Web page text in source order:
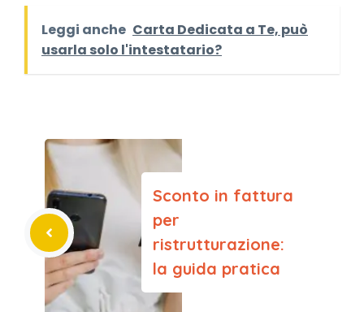
Leggi anche Carta Dedicata a Te, può
usarla solo l'intestatario?
Sconto in fattura
per
ristrutturazione:
la guida pratica